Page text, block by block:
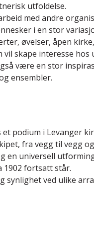
utfoldelse.
med andre
i en stor
øvelser, åpen
skape interesse hos
være en stor
ensembler.
podium i Levanger
fra vegg til vegg
en universell
fortsatt står.
synlighet ved ulike